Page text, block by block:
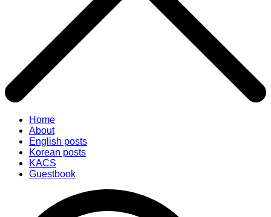
Home
About
English posts
Korean posts
KACS
Guestbook